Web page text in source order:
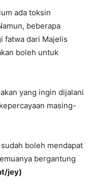
ada toksin
beberapa
fatwa dari Majelis
boleh untuk
yang ingin dijalani
masing-
boleh mendapat
bergantung
jey)